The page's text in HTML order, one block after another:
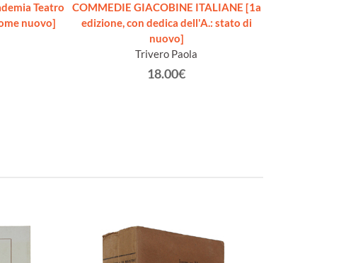
Teatro
nuovo]
COMMEDIE GIACOBINE ITALIANE [1a
edizione, con dedica dell'A.: stato di
nuovo]
Trivero Paola
18.00€